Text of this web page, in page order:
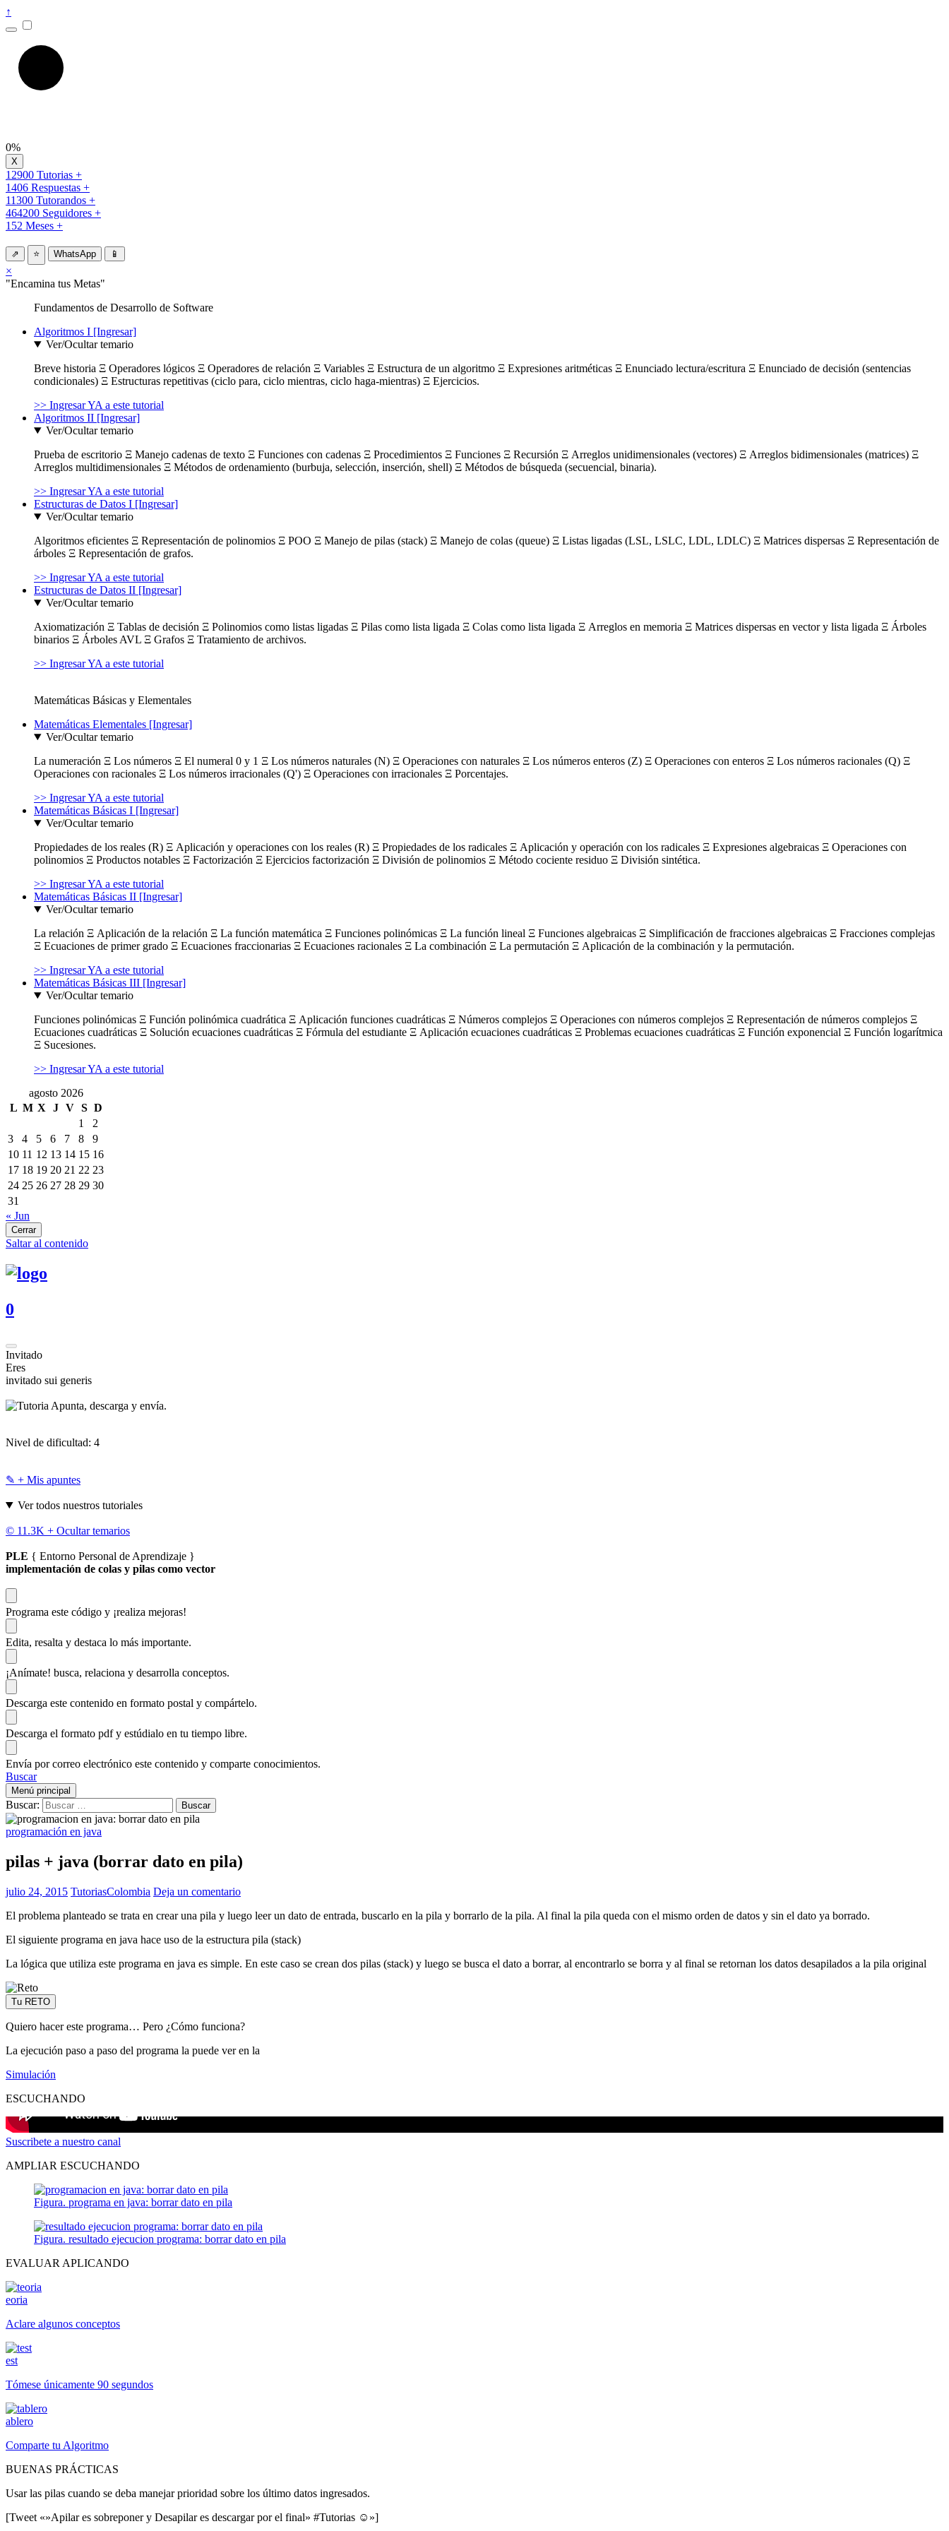
↑
0%
12900 Tutorias +
1406 Respuestas +
11300 Tutorandos +
464200 Seguidores +
152 Meses +
⇗ ⭐ WhatsApp 📱
×
"Encamina tus Metas"
Fundamentos de Desarrollo de Software
Algoritmos I [Ingresar]
Ver/Ocultar temario
Breve historia Ξ Operadores lógicos Ξ Operadores de relación Ξ Variables Ξ Estructura de un algoritmo Ξ Expresiones aritméticas Ξ Enunciado lectura/escritura Ξ Enunciado de decisión (sentencias
condicionales) Ξ Estructuras repetitivas (ciclo para, ciclo mientras, ciclo haga-mientras) Ξ Ejercicios.
>> Ingresar YA a este tutorial
Algoritmos II [Ingresar]
Ver/Ocultar temario
Prueba de escritorio Ξ Manejo cadenas de texto Ξ Funciones con cadenas Ξ Procedimientos Ξ Funciones Ξ Recursión Ξ Arreglos unidimensionales (vectores) Ξ Arreglos bidimensionales (matrices) Ξ
Arreglos multidimensionales Ξ Métodos de ordenamiento (burbuja, selección, inserción, shell) Ξ Métodos de búsqueda (secuencial, binaria).
>> Ingresar YA a este tutorial
Estructuras de Datos I [Ingresar]
Ver/Ocultar temario
Algoritmos eficientes Ξ Representación de polinomios Ξ POO Ξ Manejo de pilas (stack) Ξ Manejo de colas (queue) Ξ Listas ligadas (LSL, LSLC, LDL, LDLC) Ξ Matrices dispersas Ξ Representación de
árboles Ξ Representación de grafos.
>> Ingresar YA a este tutorial
Estructuras de Datos II [Ingresar]
Ver/Ocultar temario
Axiomatización Ξ Tablas de decisión Ξ Polinomios como listas ligadas Ξ Pilas como lista ligada Ξ Colas como lista ligada Ξ Arreglos en memoria Ξ Matrices dispersas en vector y lista ligada Ξ Árboles
binarios Ξ Árboles AVL Ξ Grafos Ξ Tratamiento de archivos.
>> Ingresar YA a este tutorial
Matemáticas Básicas y Elementales
Matemáticas Elementales [Ingresar]
Ver/Ocultar temario
La numeración Ξ Los números Ξ El numeral 0 y 1 Ξ Los números naturales (N) Ξ Operaciones con naturales Ξ Los números enteros (Z) Ξ Operaciones con enteros Ξ Los números racionales (Q) Ξ
Operaciones con racionales Ξ Los números irracionales (Q') Ξ Operaciones con irracionales Ξ Porcentajes.
>> Ingresar YA a este tutorial
Matemáticas Básicas I [Ingresar]
Ver/Ocultar temario
Propiedades de los reales (R) Ξ Aplicación y operaciones con los reales (R) Ξ Propiedades de los radicales Ξ Aplicación y operación con los radicales Ξ Expresiones algebraicas Ξ Operaciones con
polinomios Ξ Productos notables Ξ Factorización Ξ Ejercicios factorización Ξ División de polinomios Ξ Método cociente residuo Ξ División sintética.
>> Ingresar YA a este tutorial
Matemáticas Básicas II [Ingresar]
Ver/Ocultar temario
La relación Ξ Aplicación de la relación Ξ La función matemática Ξ Funciones polinómicas Ξ La función lineal Ξ Funciones algebraicas Ξ Simplificación de fracciones algebraicas Ξ Fracciones complejas
Ξ Ecuaciones de primer grado Ξ Ecuaciones fraccionarias Ξ Ecuaciones racionales Ξ La combinación Ξ La permutación Ξ Aplicación de la combinación y la permutación.
>> Ingresar YA a este tutorial
Matemáticas Básicas III [Ingresar]
Ver/Ocultar temario
Funciones polinómicas Ξ Función polinómica cuadrática Ξ Aplicación funciones cuadráticas Ξ Números complejos Ξ Operaciones con números complejos Ξ Representación de números complejos Ξ
Ecuaciones cuadráticas Ξ Solución ecuaciones cuadráticas Ξ Fórmula del estudiante Ξ Aplicación ecuaciones cuadráticas Ξ Problemas ecuaciones cuadráticas Ξ Función exponencial Ξ Función logarítmica
Ξ Sucesiones.
>> Ingresar YA a este tutorial
agosto 2026
L M X J V S D
1
2
3
4 5 6 7 8
9
10 11 12 13 14 15 16
17 18 19 20 21 22 23
24 25 26 27 28 29 30
31
« Jun
Cerrar
Saltar al contenido
0
Invitado
Eres
invitado sui generis
Apunta, descarga y envía.
Nivel de dificultad: 4
✎ + Mis apuntes
Ver todos nuestros tutoriales
© 11.3K + Ocultar temarios
PLE { Entorno Personal de Aprendizaje }
implementación de colas y pilas como vector
Programa este código y ¡realiza mejoras!
Edita, resalta y destaca lo más importante.
¡Anímate! busca, relaciona y desarrolla conceptos.
Descarga este contenido en formato postal y compártelo.
Descarga el formato pdf y estúdialo en tu tiempo libre.
Envía por correo electrónico este contenido y comparte conocimientos.
Buscar
Menú principal
Buscar:
programación en java
pilas + java (borrar dato en pila)
julio 24, 2015 TutoriasColombia Deja un comentario
El problema planteado se trata en crear una pila y luego leer un dato de entrada, buscarlo en la pila y borrarlo de la pila. Al final la pila queda con el mismo orden de datos y sin el dato ya borrado.
El siguiente programa en java hace uso de la estructura pila (stack)
La lógica que utiliza este programa en java es simple. En este caso se crean dos pilas (stack) y luego se busca el dato a borrar, al encontrarlo se borra y al final se retornan los datos desapilados a la pila original
Tu RETO
Quiero hacer este programa… Pero ¿Cómo funciona?
La ejecución paso a paso del programa la puede ver en la
Simulación
ESCUCHANDO
Suscribete a nuestro canal
AMPLIAR ESCUCHANDO
Figura. programa en java: borrar dato en pila
Figura. resultado ejecucion programa: borrar dato en pila
EVALUAR APLICANDO
eoria
Aclare algunos conceptos
est
Tómese únicamente 90 segundos
ablero
Comparte tu Algoritmo
BUENAS PRÁCTICAS
Usar las pilas cuando se deba manejar prioridad sobre los último datos ingresados.
[Tweet «»Apilar es sobreponer y Desapilar es descargar por el final» #Tutorias ☺»]